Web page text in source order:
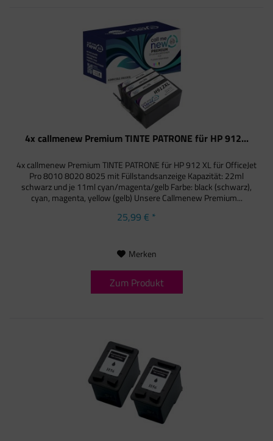
4x callmenew Premium TINTE PATRONE für HP 912...
4x callmenew Premium TINTE PATRONE für HP 912 XL für OfficeJet
Pro 8010 8020 8025 mit Füllstandsanzeige Kapazität: 22ml
schwarz und je 11ml cyan/magenta/gelb Farbe: black (schwarz),
cyan, magenta, yellow (gelb) Unsere Callmenew Premium...
25,99 € *
Merken
Zum Produkt